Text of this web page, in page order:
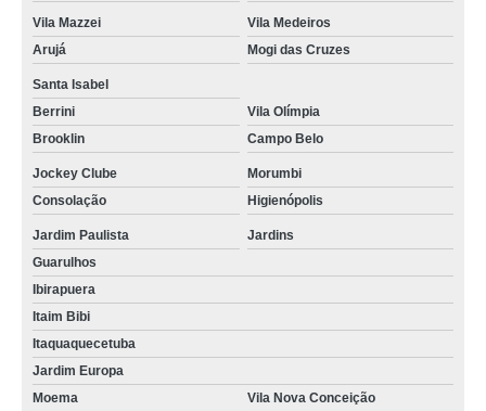
mini brownie preço Imirim
mini brownie personalizado para casamento Vila Curuçá
quanto custa mini brownie personalizado Jardim Bonfiglioli
brownie personalizado valor São Domingos
brownie personalizado para casamento Ibirapuera
mini brownie personalizado Vila Albertina
comprar brownie personalizado para casamento Tatuapé
quanto custa brownie personalizado Brooklin
quanto custa brownie personalizado para casamento Vila Olímpia
quanto custa brownie personalizado corporativo Alto de Pinheiros
Vila Mazzei
Vila Medeiros
Arujá
Mogi das Cruzes
Santa Isabel
Berrini
Vila Olímpia
Brooklin
Campo Belo
Jockey Clube
Morumbi
Consolação
Higienópolis
Jardim Paulista
Jardins
Guarulhos
Ibirapuera
Itaim Bibi
Itaquaquecetuba
Jardim Europa
Moema
Vila Nova Conceição